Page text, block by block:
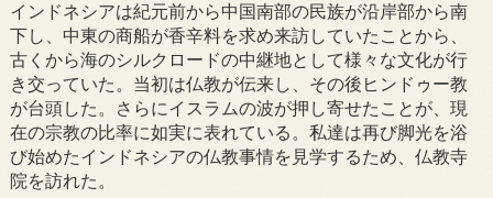
インドネシアは紀元前から中国南部の民族が沿岸部から南
下し、中東の商船が香辛料を求め来訪していたことから、
古くから海のシルクロードの中継地として様々な文化が行
き交っていた。当初は仏教が伝来し、その後ヒンドゥー教
が台頭した。さらにイスラムの波が押し寄せたことが、現
在の宗教の比率に如実に表れている。私達は再び脚光を浴
び始めたインドネシアの仏教事情を見学するため、仏教寺
院を訪れた。